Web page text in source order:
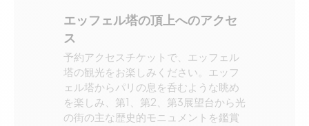
エッフェル塔の頂上へのアクセ
ス
予約アクセスチケットで、エッフェル
塔の観光をお楽しみください。エッフ
ェル塔からパリの息を呑むような眺め
を楽しみ、第1、第2、第3展望台から光
の街の主な歴史的モニュメントを鑑賞